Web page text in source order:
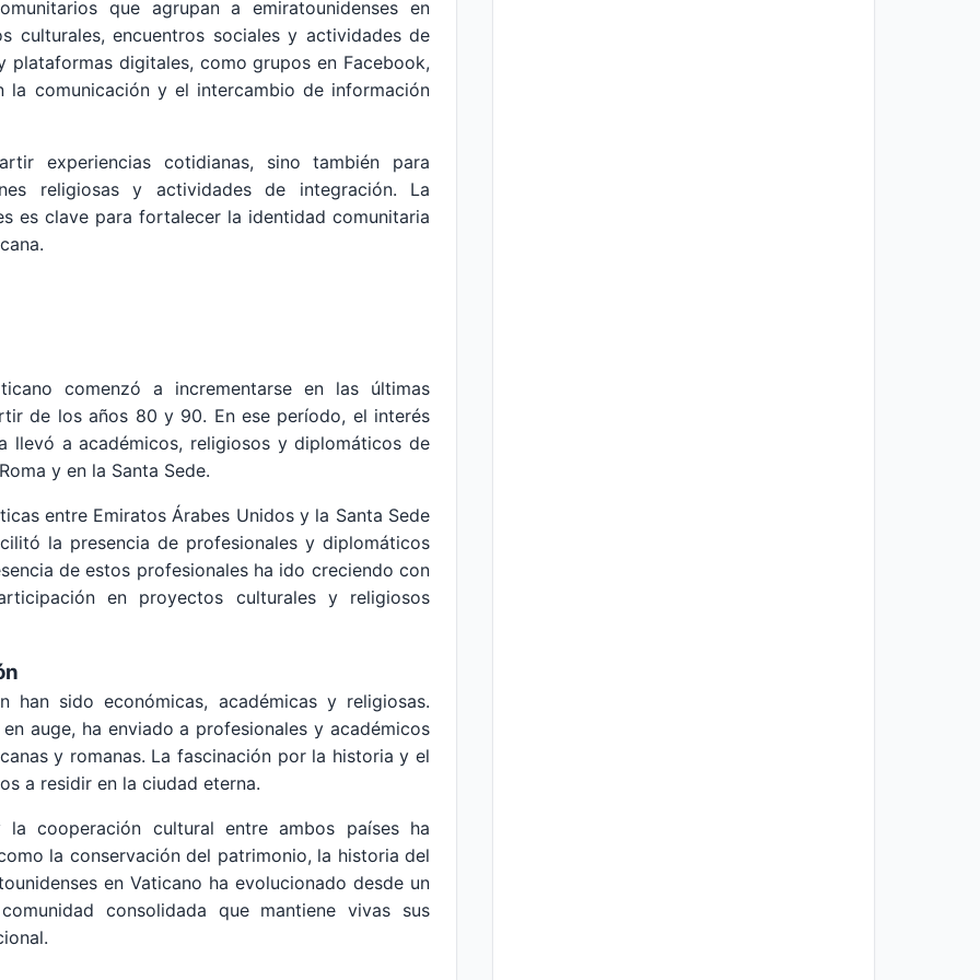
que agrupan a emiratounidenses en
culturales, encuentros sociales y actividades de
plataformas digitales, como grupos en Facebook,
la comunicación y el intercambio de información
experiencias cotidianas, sino también para
religiosas y actividades de integración. La
es clave para fortalecer la identidad comunitaria
comenzó a incrementarse en las últimas
de los años 80 y 90. En ese período, el interés
a académicos, religiosos y diplomáticos de
y en la Santa Sede.
entre Emiratos Árabes Unidos y la Santa Sede
la presencia de profesionales y diplomáticos
de estos profesionales ha ido creciendo con
en proyectos culturales y religiosos
han sido económicas, académicas y religiosas.
auge, ha enviado a profesionales y académicos
y romanas. La fascinación por la historia y el
a residir en la ciudad eterna.
cooperación cultural entre ambos países ha
la conservación del patrimonio, la historia del
en Vaticano ha evolucionado desde un
consolidada que mantiene vivas sus